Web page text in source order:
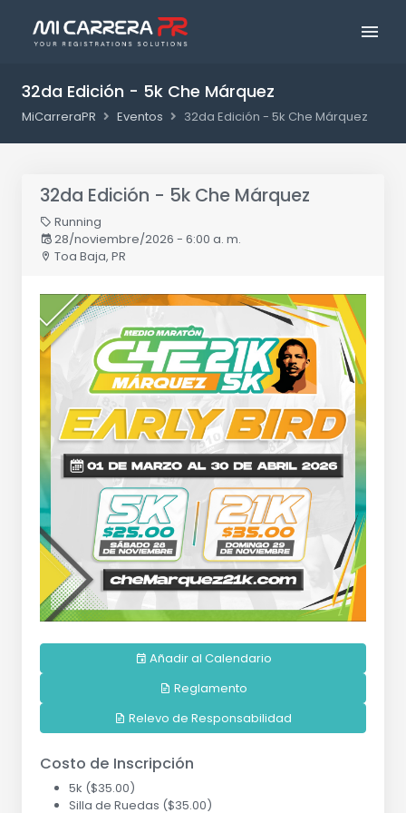
32da Edición - 5k Che Márquez
MiCarreraPR Eventos 32da Edición - 5k Che Márquez
32da Edición - 5k Che Márquez
Running
28/noviembre/2026 - 6:00 a. m.
Toa Baja, PR
Añadir al Calendario
Reglamento
Relevo de Responsabilidad
Costo de Inscripción
5k ($35.00)
Silla de Ruedas ($35.00)